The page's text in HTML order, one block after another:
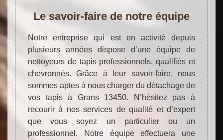
Le savoir-faire de notre équipe
Notre entreprise qui est en activité depuis
plusieurs années dispose d’une équipe de
nettoyeurs de tapis professionnels, qualifiés et
chevronnés. Grâce à leur savoir-faire, nous
sommes aptes à nous charger du détachage de
vos tapis à Grans 13450. N’hésitez pas à
recourir à nos services de qualité et d’expert
que vous soyez un particulier ou un
professionnel. Notre équipe effectuera une